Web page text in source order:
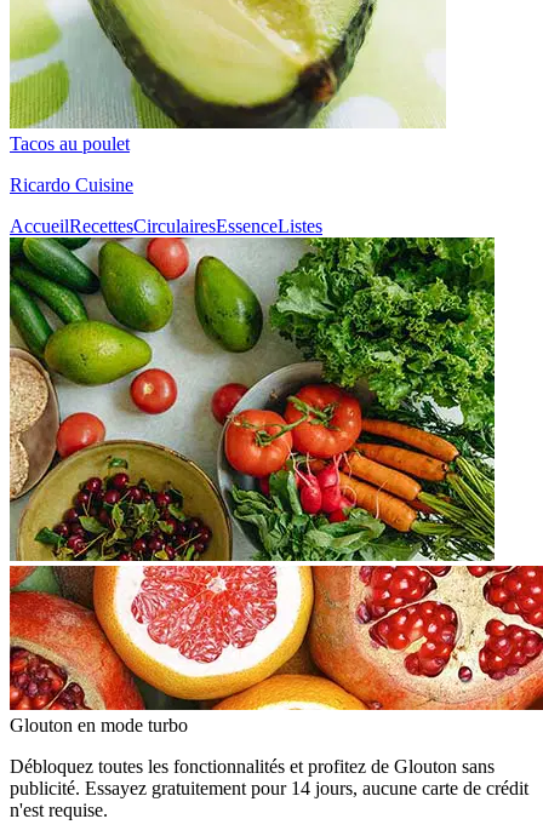
Tacos au poulet
Ricardo Cuisine
AccueilRecettesCirculairesEssenceListes
Glouton en mode turbo
Débloquez toutes les fonctionnalités et profitez de Glouton sans
publicité. Essayez gratuitement pour 14 jours, aucune carte de crédit
n'est requise.